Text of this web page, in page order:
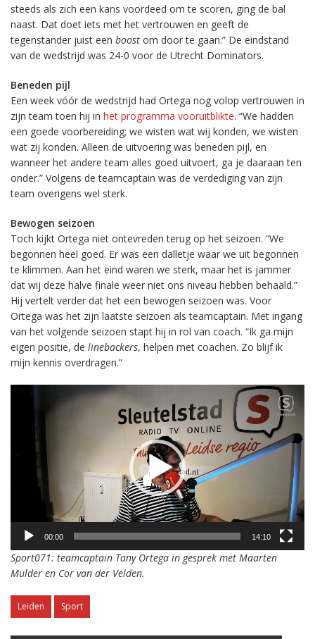
steeds als zich een kans voordeed om te scoren, ging de bal
naast. Dat doet iets met het vertrouwen en geeft de
tegenstander juist een boost om door te gaan.” De eindstand
van de wedstrijd was 24-0 voor de Utrecht Dominators.
Beneden pijl
Een week vóór de wedstrijd had Ortega nog volop vertrouwen in
zijn team toen hij in het programma vooruitblikte. “We hadden
een goede voorbereiding; we wisten wat wij konden, we wisten
wat zij konden. Alleen de uitvoering was beneden pijl, en
wanneer het andere team alles goed uitvoert, ga je daaraan ten
onder.” Volgens de teamcaptain was de verdediging van zijn
team overigens wel sterk.
Bewogen seizoen
Toch kijkt Ortega niet ontevreden terug op het seizoen. “We
begonnen heel goed. Er was een dalletje waar we uit begonnen
te klimmen. Aan het eind waren we sterk, maar het is jammer
dat wij deze halve finale weer niet ons niveau hebben behaald.”
Hij vertelt verder dat het een bewogen seizoen was. Voor
Ortega was het zijn laatste seizoen als teamcaptain. Met ingang
van het volgende seizoen stapt hij in rol van coach. “Ik ga mijn
eigen positie, de linebackers, helpen met coachen. Zo blijf ik
mijn kennis overdragen.”
00:00 14:10
Sport071: teamcaptain Tany Ortega in gesprek met Maarten
Mulder en Cor van der Velden.
Leiden Sport